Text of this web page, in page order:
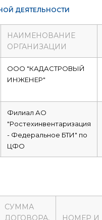
ДЕЯТЕЛЬНОСТИ
НАИМЕНОВАНИЕ
ОРГАНИЗАЦИИ
ООО "КАДАСТРОВЫЙ
ИНЖЕНЕР"
Филиал АО
"Ростехинвентаризация
- Федеральное БТИ" по
ЦФО
СУММА
ДОГОВОРА,
НОМЕР И